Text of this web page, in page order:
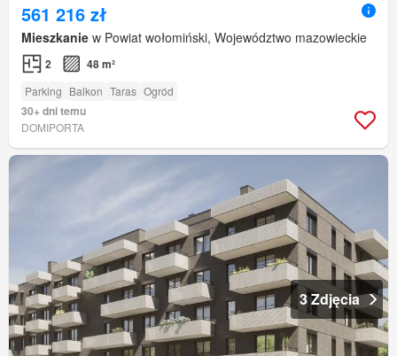
561 216 zł
Mieszkanie w Powiat wołomiński, Województwo mazowieckie
2 48 m²
Parking Balkon Taras Ogród
30+ dni temu
DOMIPORTA
3 Zdjęcia